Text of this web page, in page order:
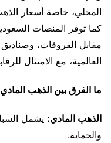
المحلي، خاصة أسعار الذهب عيار 24
كما توفر المنصات
مقابل الفروقات، وصناديق
العالمية، مع الامتثال
ما الفرق بين الذهب
الذهب المادي: يشمل
والحماية.